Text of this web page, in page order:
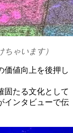
ちゃいます）
価値向上を後押し
固たる文化として
ンタビューで伝